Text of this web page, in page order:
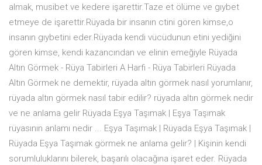
almak, musibet ve kedere işarettir.Taze et ölüme ve gıybet
etmeye de işarettir.Rüyada bir insanın ctini gören kimse,o
insanın gıybetini eder.Rüyada kendi vücüdunun etini yediğini
gören kimse, kendi kazancından ve elinin emeğiyle Rüyada
Altın Görmek - Rüya Tabirleri A Harfi - Rüya Tabirleri Rüyada
Altın Görmek ne demektir, rüyada altın görmek nasıl yorumlanır,
rüyada altın görmek nasıl tabir edilir? rüyada altın görmek nedir
ve ne anlama gelir Rüyada Eşya Taşımak | Eşya Taşımak
rüyasının anlamı nedir ... Eşya Taşımak | Rüyada Eşya Taşımak |
Rüyada Eşya Taşımak görmek ne anlama gelir? | Kişinin kendi
sorumluluklarını bilerek, başarılı olacağına işaret eder. Rüyada